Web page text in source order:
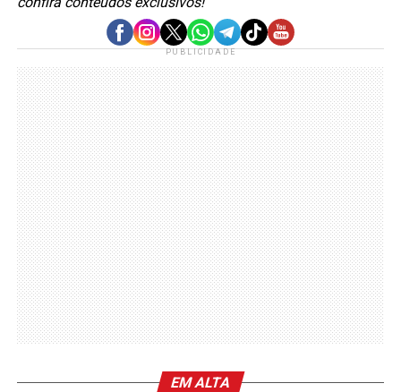
PUBLICIDADE
EM ALTA